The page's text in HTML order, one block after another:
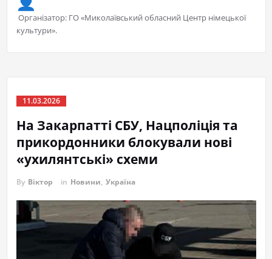
Організатор: ГО «Миколаївський обласний Центр німецької
культури».
11.03.2026
На Закарпатті СБУ, Нацполіція та
прикордонники блокували нові
«ухилянтські» схеми
By Віктор in Новини, Україна